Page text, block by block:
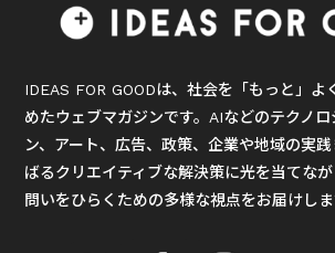
IDEAS FOR GOODは、社会を「もっと」よ
めたウェブマガジンです。AIなどのテクノ
ン、アート、広告、政策、企業や地域の実
ばるクリエイティブな解決策に光を当てな
問いをひらくための多様な視点をお届けしま